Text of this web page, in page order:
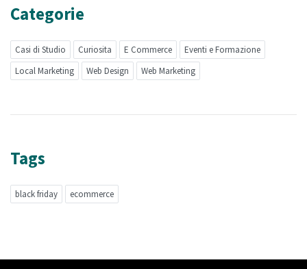
Categorie
Casi di Studio Curiosita E Commerce
Eventi e Formazione
Local Marketing
Web Design Web Marketing
Tags
black friday ecommerce